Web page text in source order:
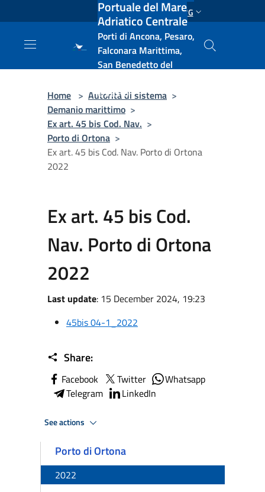
Salta al contenuto principale ENG
Portuale del Mare
Adriatico Centrale
Porti di Ancona, Pesaro,
Falconara Marittima,
San Benedetto del
e Vasto
Home > Autorità di sistema >
Demanio marittimo >
Ex art. 45 bis Cod. Nav. >
Porto di Ortona >
Ex art. 45 bis Cod. Nav. Porto di Ortona
2022
Ex art. 45 bis Cod.
Nav. Porto di Ortona
2022
Last update: 15 December 2024, 19:23
45bis 04-1_2022
Share:
Facebook Twitter
Whatsapp
Telegram
LinkedIn
See actions
Porto di Ortona
2022